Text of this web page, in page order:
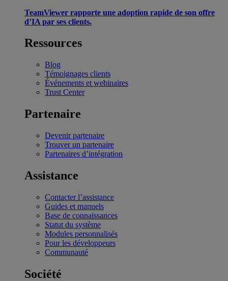
TeamViewer rapporte une adoption rapide de son offre
d’IA par ses clients.
Ressources
Blog
Témoignages clients
Événements et webinaires
Trust Center
Partenaire
Devenir partenaire
Trouver un partenaire
Partenaires d’intégration
Assistance
Contacter l’assistance
Guides et manuels
Base de connaissances
Statut du système
Modules personnalisés
Pour les développeurs
Communauté
Société